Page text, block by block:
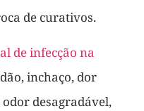
de curativos.
de infecção na
inchaço, dor
desagradável,